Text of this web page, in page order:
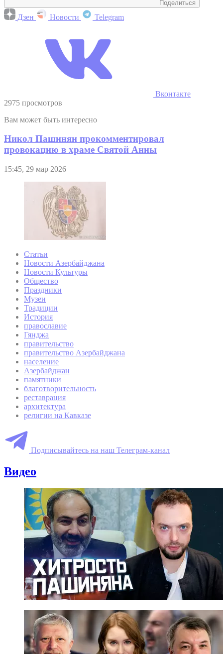
Поделиться
Дзен Новости Telegram
Вконтакте
2975 просмотров
Вам может быть интересно
Никол Пашинян прокомментировал
провокацию в храме Святой Анны
15:45, 29 мар 2026
Статьи
Новости Азербайджана
Новости Культуры
Общество
Праздники
Музеи
Традиции
История
православие
Гянджа
правительство
правительство Азербайджана
население
Азербайджан
памятники
благотворительность
реставрация
архитектура
религии на Кавказе
Подписывайтесь на наш Телеграм-канал
Видео